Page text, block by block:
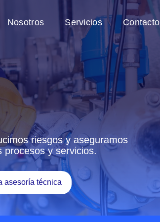
Nosotros Servicios Contacto
riesgos y aseguramos
procesos y servicios.
asesoría técnica